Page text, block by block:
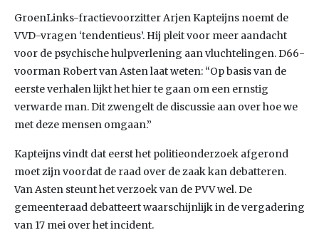
GroenLinks-fractievoorzitter Arjen Kapteijns noemt de
VVD-vragen ‘tendentieus’. Hij pleit voor meer aandacht
voor de psychische hulpverlening aan vluchtelingen. D66-
voorman Robert van Asten laat weten: “Op basis van de
eerste verhalen lijkt het hier te gaan om een ernstig
verwarde man. Dit zwengelt de discussie aan over hoe we
met deze mensen omgaan.”
Kapteijns vindt dat eerst het politieonderzoek afgerond
moet zijn voordat de raad over de zaak kan debatteren.
Van Asten steunt het verzoek van de PVV wel. De
gemeenteraad debatteert waarschijnlijk in de vergadering
van 17 mei over het incident.